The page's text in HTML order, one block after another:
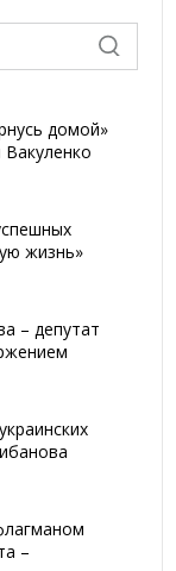
домой»
жизнь»
– депутат
–